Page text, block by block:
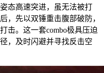
态高速突进，虽无法被打
，先以双锤重击腹部破防，
击。这一套combo极具压迫
，及时闪避并寻找反击空